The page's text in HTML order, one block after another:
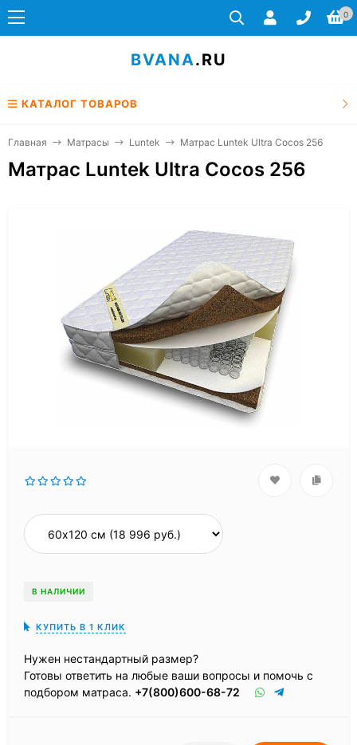
0
BVANA.RU
КАТАЛОГ ТОВАРОВ
Главная Матрасы Luntek Матрас Luntek Ultra Cocos 256
Матрас Luntek Ultra Cocos 256
В НАЛИЧИИ
КУПИТЬ В 1 КЛИК
Нужен нестандартный размер?
Готовы ответить на любые ваши вопросы и помочь с
подбором матраса. +7(800)600-68-72